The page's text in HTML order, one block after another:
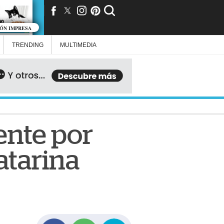
IMPRESA
TRENDING MULTIMEDIA
por